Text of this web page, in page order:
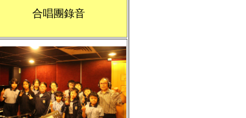
合唱團錄音